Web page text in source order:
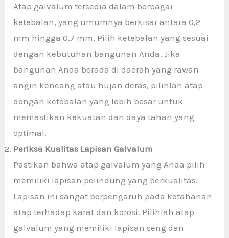
Atap galvalum tersedia dalam berbagai
ketebalan, yang umumnya berkisar antara 0,2
mm hingga 0,7 mm. Pilih ketebalan yang sesuai
dengan kebutuhan bangunan Anda. Jika
bangunan Anda berada di daerah yang rawan
angin kencang atau hujan deras, pilihlah atap
dengan ketebalan yang lebih besar untuk
memastikan kekuatan dan daya tahan yang
optimal.
Periksa Kualitas Lapisan Galvalum
Pastikan bahwa atap galvalum yang Anda pilih
memiliki lapisan pelindung yang berkualitas.
Lapisan ini sangat berpengaruh pada ketahanan
atap terhadap karat dan korosi. Pilihlah atap
galvalum yang memiliki lapisan seng dan